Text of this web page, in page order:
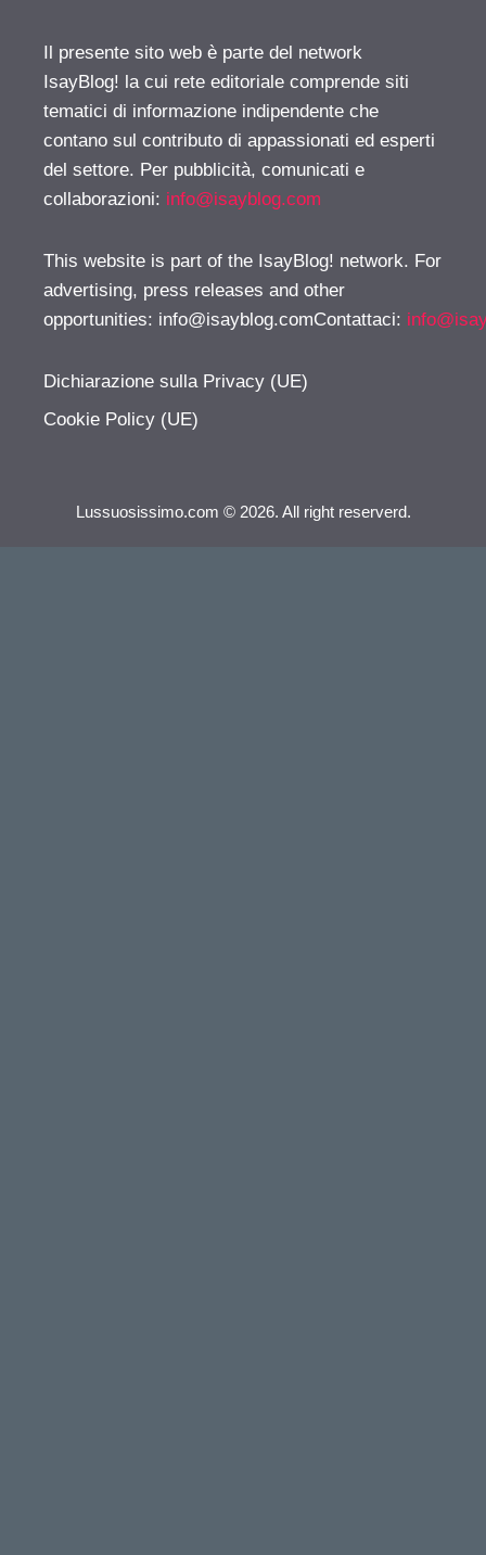
Il presente sito web è parte del network
IsayBlog! la cui rete editoriale comprende siti
tematici di informazione indipendente che
contano sul contributo di appassionati ed esperti
del settore. Per pubblicità, comunicati e
collaborazioni: info@isayblog.com
This website is part of the IsayBlog! network. For
advertising, press releases and other
opportunities: info@isayblog.comContattaci:
Dichiarazione sulla Privacy (UE)
Cookie Policy (UE)
Lussuosissimo.com © 2026. All right reserverd.